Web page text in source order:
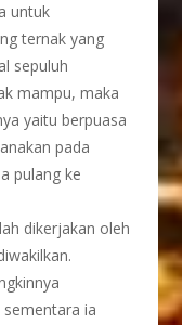
untuk
ternak yang
sepuluh
mampu, maka
yaitu berpuasa
pada
pulang ke
dikerjakan oleh
ia